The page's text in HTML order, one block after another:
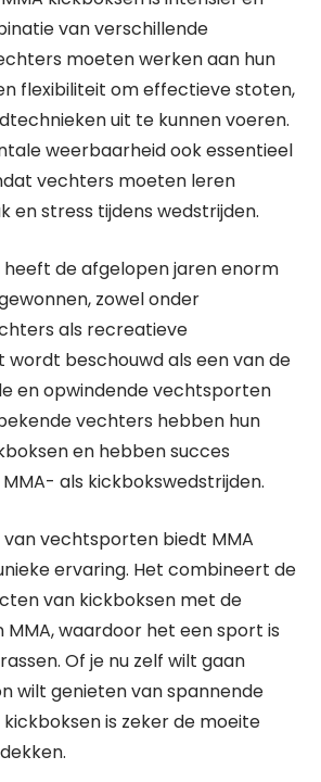
van verschillende
moeten werken aan hun
flexibiliteit om effectieve stoten,
uit te kunnen voeren.
weerbaarheid ook essentieel
vechters moeten leren
en stress tijdens wedstrijden.
heeft de afgelopen jaren enorm
zowel onder
als recreatieve
wordt beschouwd als een van de
en opwindende vechtsporten
vechters hebben hun
en hebben succes
als kickbokswedstrijden.
vechtsporten biedt MMA
ervaring. Het combineert de
van kickboksen met de
MMA, waardoor het een sport is
Of je nu zelf wilt gaan
wilt genieten van spannende
is zeker de moeite